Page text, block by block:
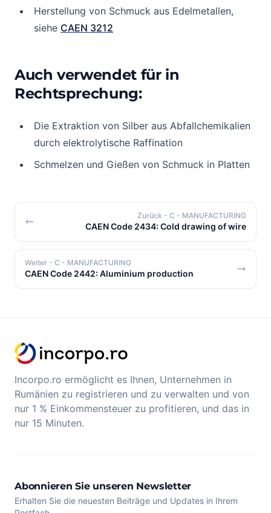
Herstellung von Schmuck aus Edelmetallen,
siehe CAEN 3212
Auch verwendet für in
Rechtsprechung:
Die Extraktion von Silber aus Abfallchemikalien
durch elektrolytische Raffination
Schmelzen und Gießen von Schmuck in Platten
Zurück - C - MANUFACTURING
CAEN Code 2434: Cold drawing of wire
Weiter - C - MANUFACTURING
CAEN Code 2442: Aluminium production
Incorpo.ro ermöglicht es Ihnen, Unternehmen in
Rumänien zu registrieren und zu verwalten und von
nur 1 % Einkommensteuer zu profitieren, und das in
nur 15 Minuten.
Abonnieren Sie unseren Newsletter
Erhalten Sie die neuesten Beiträge und Updates in Ihrem